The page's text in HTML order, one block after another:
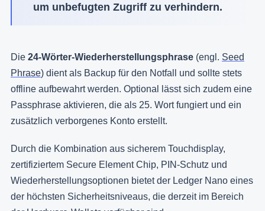
um unbefugten Zugriff zu verhindern.
Die 24-Wörter-Wiederherstellungsphrase (engl. Seed
Phrase) dient als Backup für den Notfall und sollte stets
offline aufbewahrt werden. Optional lässt sich zudem eine
Passphrase aktivieren, die als 25. Wort fungiert und ein
zusätzlich verborgenes Konto erstellt.
Durch die Kombination aus sicherem Touchdisplay,
zertifiziertem Secure Element Chip, PIN-Schutz und
Wiederherstellungsoptionen bietet der Ledger Nano eines
der höchsten Sicherheitsniveaus, die derzeit im Bereich